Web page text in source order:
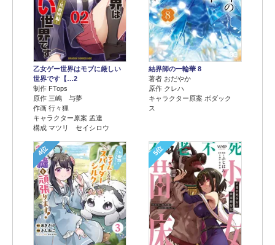
乙女ゲー世界はモブに厳しい
世界です【…2
制作 FTops
原作 三嶋 与夢
作画 行々狸
キャラクター原案 孟達
構成 マツリ セイシロウ
結界師の一輪華 8
著者 おだやか
原作 クレハ
キャラクター原案 ボダック
ス
4位 5位